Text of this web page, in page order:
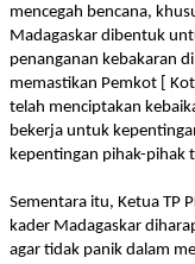
mencegah bencana,
Madagaskar dibentuk
penanganan kebakaran
memastikan Pemkot [
telah menciptakan
bekerja untuk
kepentingan pihak-pihak
Sementara itu, Ketua TP
kader Madagaskar
agar tidak panik dalam